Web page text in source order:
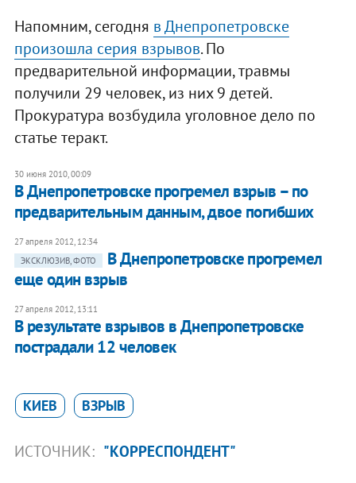
Напомним, сегодня в Днепропетровске
произошла серия взрывов. По
предварительной информации, травмы
получили 29 человек, из них 9 детей.
Прокуратура возбудила уголовное дело по
статье теракт.
30 июня 2010, 00:09
В Днепропетровске прогремел взрыв – по
предварительным данным, двое погибших
27 апреля 2012, 12:34
ЭКСКЛЮЗИВ, ФОТО
В Днепропетровске прогремел
еще один взрыв
27 апреля 2012, 13:11
В результате взрывов в Днепропетровске
пострадали 12 человек
КИЕВ ВЗРЫВ
ИСТОЧНИК: "КОРРЕСПОНДЕНТ"